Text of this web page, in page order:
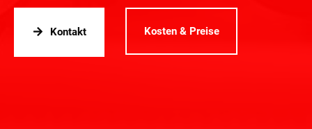
Kontakt Kosten & Preise